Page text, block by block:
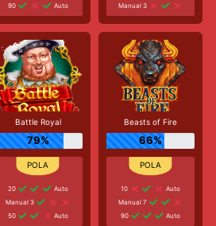
90
Auto
Manual 3
Battle Royal
79%
20
Auto
Manual 3
50
Auto
Beasts of Fire
66%
10
Auto
Manual 7
90
Auto